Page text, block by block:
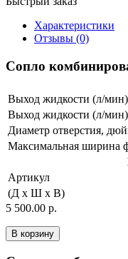
Характеристики
Отзывы (0)
Сопло
Выход жидкости (л/
Выход жидкости (л/
Диаметр отверстия,
Максимальная ширина
Артикул
(Д x Ш x В)
5 500.00 р.
В корзину